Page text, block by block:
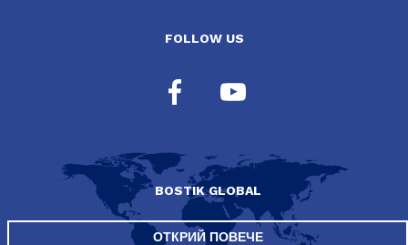
FOLLOW US
BOSTIK GLOBAL
ОТКРИЙ ПОВЕЧЕ